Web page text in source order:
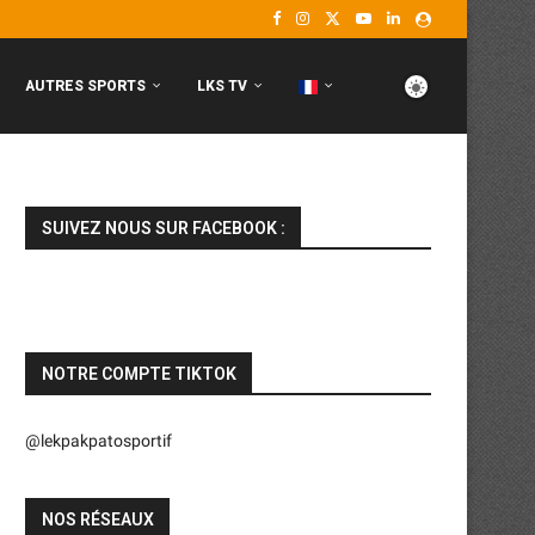
AUTRES SPORTS LKS TV
SUIVEZ NOUS SUR FACEBOOK :
NOTRE COMPTE TIKTOK
@lekpakpatosportif
NOS RÉSEAUX